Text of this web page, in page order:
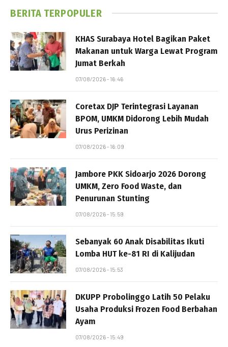
BERITA TERPOPULER
KHAS Surabaya Hotel Bagikan Paket
Makanan untuk Warga Lewat Program
Jumat Berkah
07/08/2026 - 16:46
Coretax DJP Terintegrasi Layanan
BPOM, UMKM Didorong Lebih Mudah
Urus Perizinan
07/08/2026 - 16:09
Jambore PKK Sidoarjo 2026 Dorong
UMKM, Zero Food Waste, dan
Penurunan Stunting
07/08/2026 - 15:59
Sebanyak 60 Anak Disabilitas Ikuti
Lomba HUT ke-81 RI di Kalijudan
07/08/2026 - 15:53
DKUPP Probolinggo Latih 50 Pelaku
Usaha Produksi Frozen Food Berbahan
Ayam
07/08/2026 - 15:49